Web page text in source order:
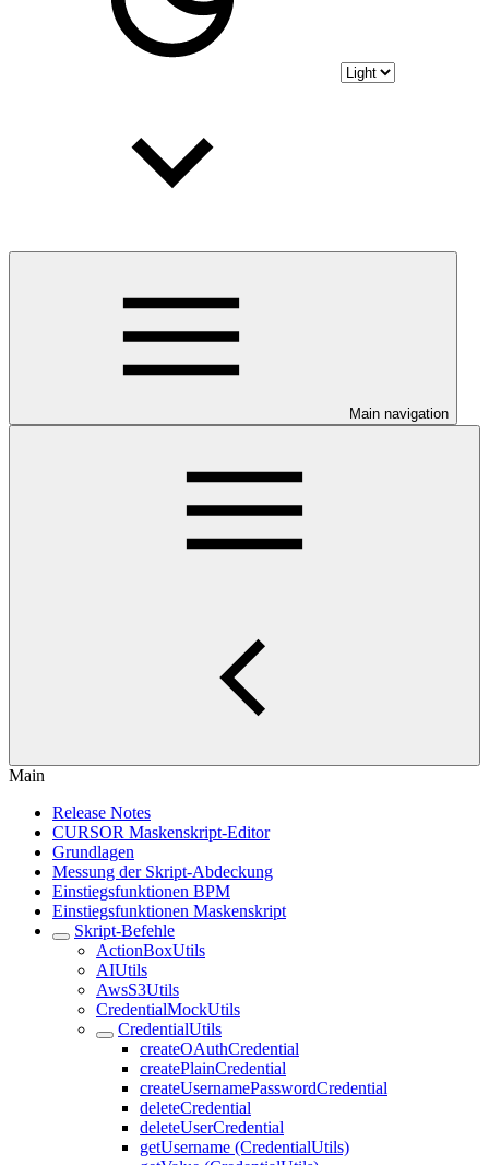
Main navigation
Main
Release Notes
CURSOR Maskenskript-Editor
Grundlagen
Messung der Skript-Abdeckung
Einstiegsfunktionen BPM
Einstiegsfunktionen Maskenskript
Skript-Befehle
ActionBoxUtils
AIUtils
AwsS3Utils
CredentialMockUtils
CredentialUtils
createOAuthCredential
createPlainCredential
createUsernamePasswordCredential
deleteCredential
deleteUserCredential
getUsername (CredentialUtils)